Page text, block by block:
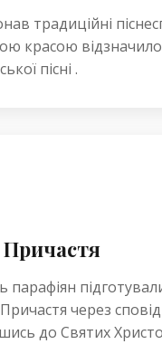
традиційні
красою
пісні .
парафіян
через
до Святих